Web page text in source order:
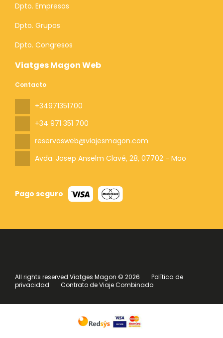
Viatges Magon Web
Contacto
+34971351700
+34 971 351 700
reservasweb@viajesmagon.com
Avda. Josep Anselm Clavé, 28, 07702 - Mao
Pago seguro
Dpto. Empresas
Dpto. Grupos
Dpto. Congresos
All rights reserved Viatges Magon © 2026
Política de
privacidad
Contrato de Viaje Combinado